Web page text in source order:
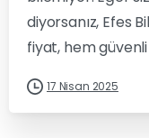
diyorsanız, Efes
fiyat, hem güvenli
17 Nisan 2025